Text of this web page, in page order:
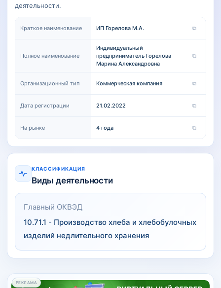
деятельности.
Краткое наименование ИП Горелова М.А. ⧉
Полное наименование
Индивидуальный
предприниматель Горелова
Марина Александровна
⧉
Организационный тип Коммерческая компания ⧉
Дата регистрации 21.02.2022 ⧉
На рынке 4 года ⧉
КЛАССИФИКАЦИЯ
Виды деятельности
Главный ОКВЭД
10.71.1 - Производство хлеба и хлебобулочных
изделий недлительного хранения
РЕКЛАМА